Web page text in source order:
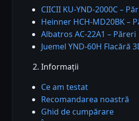
CIICII KU-YND-2000C –
Heinner HCH-MD20BK –
Albatros AC-22A1 – Păreri
Juemel YND-60H Flacără
Informații
Ce am testat
Recomandarea noastră
Ghid de cumpărare